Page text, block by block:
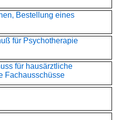
Bestellung eines
für Psychotherapie
für hausärztliche
Fachausschüsse